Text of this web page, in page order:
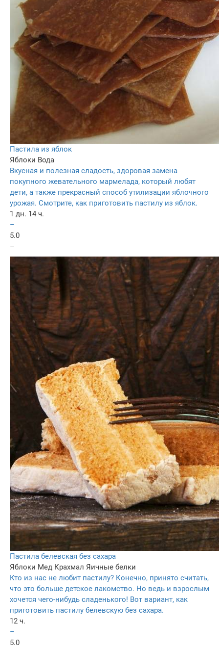
Пастила из яблок
Яблоки Вода
Вкусная и полезная сладость, здоровая замена
покупного жевательного мармелада, который любят
дети, а также прекрасный способ утилизации яблочного
урожая. Смотрите, как приготовить пастилу из яблок.
1 дн. 14 ч.
–
5.0
–
Пастила белевская без сахара
Яблоки Мед Крахмал Яичные белки
Кто из нас не любит пастилу? Конечно, принято считать,
что это больше детское лакомство. Но ведь и взрослым
хочется чего-нибудь сладенького! Вот вариант, как
приготовить пастилу белевскую без сахара.
12 ч.
–
5.0